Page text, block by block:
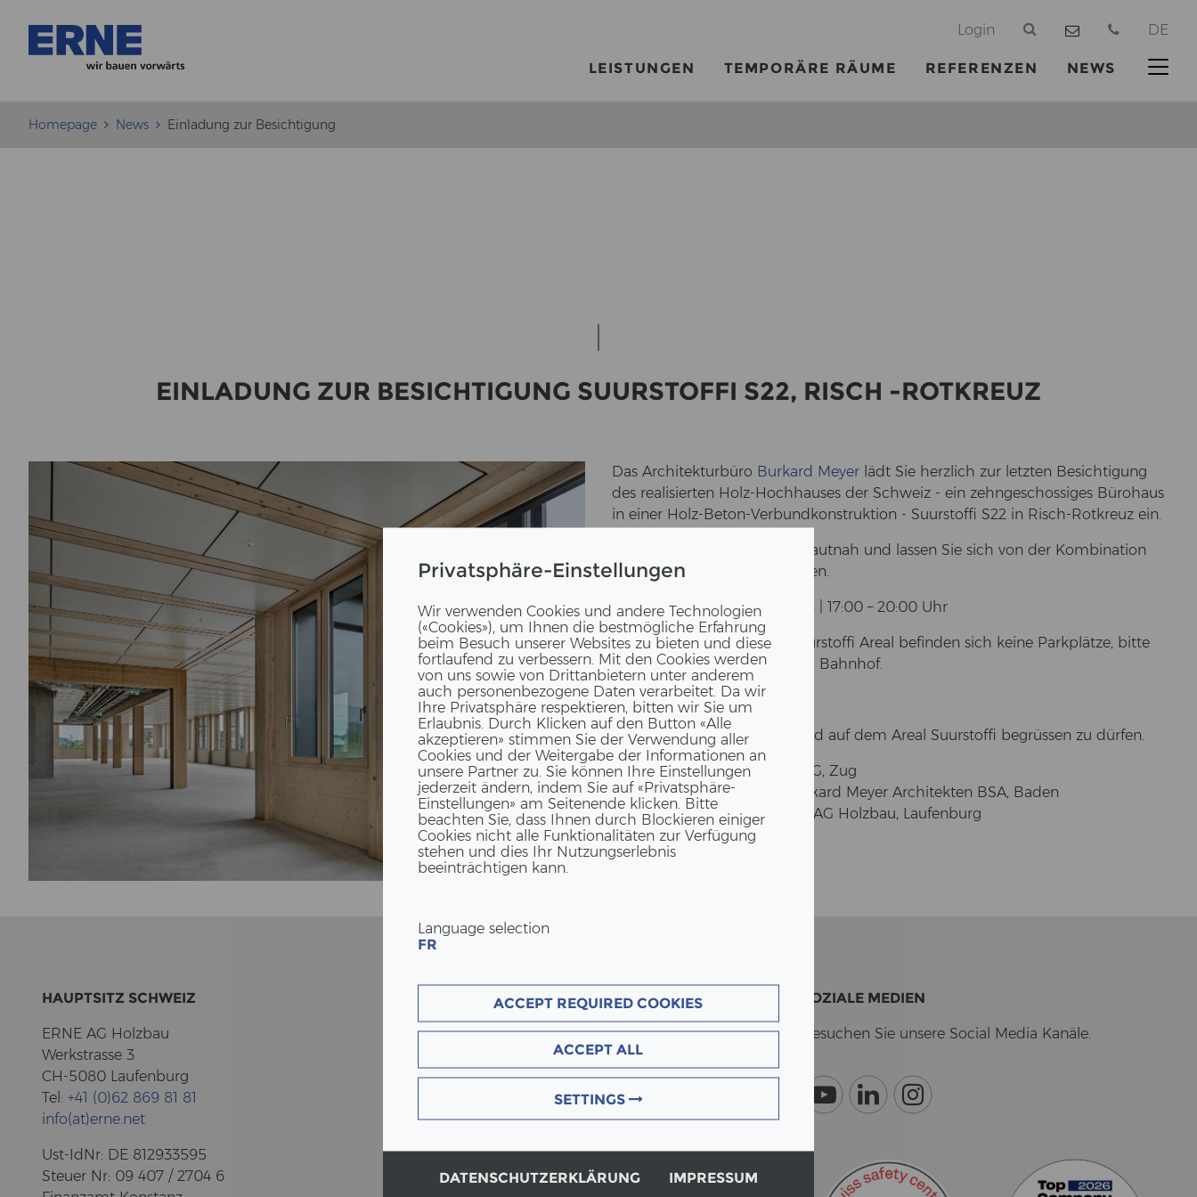
Privatsphäre-Einstellungen
Wir verwenden Cookies und andere Technologien
(«Cookies»), um Ihnen die bestmögliche Erfahrung
beim Besuch unserer Websites zu bieten und diese
fortlaufend zu verbessern. Mit den Cookies werden
von uns sowie von Drittanbietern unter anderem
auch personenbezogene Daten verarbeitet. Da wir
Ihre Privatsphäre respektieren, bitten wir Sie um
Erlaubnis. Durch Klicken auf den Button «Alle
akzeptieren» stimmen Sie der Verwendung aller
Cookies und der Weitergabe der Informationen an
unsere Partner zu. Sie können Ihre Einstellungen
jederzeit ändern, indem Sie auf «Privatsphäre-
Einstellungen» am Seitenende klicken. Bitte
beachten Sie, dass Ihnen durch Blockieren einiger
Cookies nicht alle Funktionalitäten zur Verfügung
stehen und dies Ihr Nutzungserlebnis
beeinträchtigen kann.
Language selection
FR
ACCEPT REQUIRED COOKIES
ACCEPT ALL
SETTINGS
DATENSCHUTZERKLÄRUNG IMPRESSUM
DE
Login
LEISTUNGEN TEMPORÄRE RÄUME REFERENZEN NEWS
Homepage News Einladung zur Besichtigung
EIN­LA­DUNG ZUR BE­SICH­TI­GUNG SU­UR­STOF­FI S22, RISCH -​ROTKREUZ
Das Ar­chi­tek­tur­bü­ro Bur­kard Meyer lädt Sie herz­lich zur letz­ten Be­sich­ti­gung
des rea­li­sier­ten Holz-​Hochhauses der Schweiz - ein zehn­ge­schos­si­ges Bü­ro­haus
in einer Holz-​Beton-Verbundkonstruktion - Su­ur­stof­fi S22 in Risch-​Rotkreuz ein.
Er­le­ben Sie die Fas­zi­na­ti­on haut­nah und las­sen Sie sich von der Kom­bi­na­ti­on
von Holz und Beton in­spi­rie­ren.
Wann: Diens­tag, 26. Juni 2018 | 17:00 – 20:00 Uhr
Wo: Risch-​Rotkreuz | Am Su­ur­stof­fi Areal be­fin­den sich keine Park­plät­ze, bitte
nut­zen Sie die Park­plät­ze am Bahn­hof.
Wir freu­en uns dar­auf, Sie bald auf dem Areal Su­ur­stof­fi be­grüs­sen zu dür­fen.
Bau­herr­schaft: Zug Es­ta­tes AG, Zug
Ar­chi­tekt, Ge­ne­ral­pla­ner: Bur­kard Meyer Ar­chi­tek­ten BSA, Baden
Holz­bau­un­ter­neh­mer: ERNE AG Holz­bau, Lau­fen­burg
HAUPT­SITZ SCHWEIZ
ERNE AG Holz­bau
Werk­stras­se 3
CH-5080 Lau­fen­burg
Tel: +41 (0)62 869 81 81
info(at)erne.net
Ust-​IdNr: DE 812933595
Steu­er Nr: 09 407 / 2704 6
KON­TAKT DEUTSCH­LAND
ERNE GmbH
DE-51674 Wiehl
+49 2262 69 94 50
info(at)erne.net
Bernd Bonsch | Pa­trick Suter
SO­ZIA­LE ME­DI­EN
Be­su­chen Sie un­se­re So­cial Media Ka­nä­le.